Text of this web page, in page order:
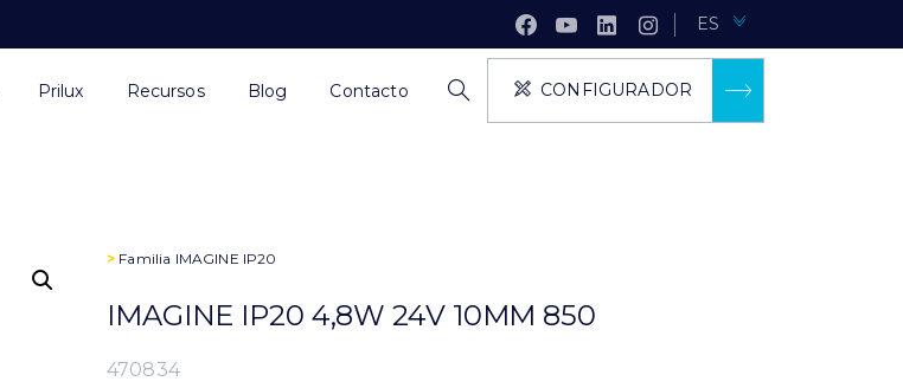
ES
Prilux Recursos Blog Contacto CONFIGURADOR
> Familia IMAGINE IP20
IMAGINE IP20 4,8W 24V 10MM 850
470834